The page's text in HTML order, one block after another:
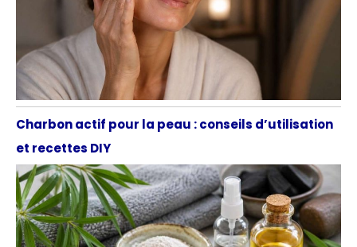
Charbon actif pour la peau : conseils d’utilisation
et recettes DIY